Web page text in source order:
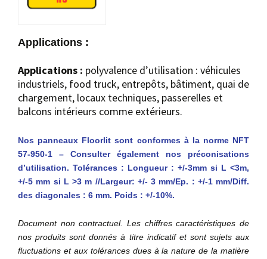
Applications :
Applications : polyvalence d’utilisation : véhicules
industriels, food truck, entrepôts, bâtiment, quai de
chargement, locaux techniques, passerelles et
balcons intérieurs comme extérieurs.
Nos panneaux Floorlit sont conformes à la norme NFT
57-950-1 – Consulter également nos préconisations
d’utilisation. Tolérances : Longueur : +/-3mm si L <3m,
+/-5 mm si L >3 m //Largeur: +/- 3 mm/Ep. : +/-1 mm/Diff.
des diagonales : 6 mm. Poids : +/-10%.
Document non contractuel. Les chiffres caractéristiques de
nos produits sont donnés à titre indicatif et sont sujets aux
fluctuations et aux tolérances dues à la nature de la matière